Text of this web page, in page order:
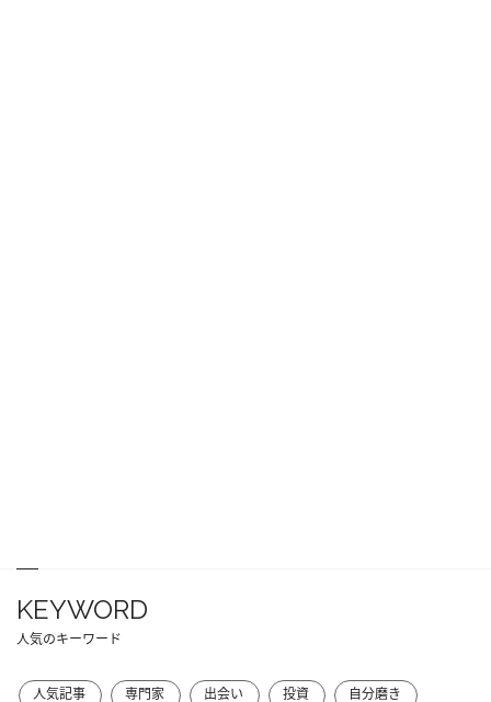
KEYWORD
人気のキーワード
人気記事 専門家 出会い 投資
自分磨き